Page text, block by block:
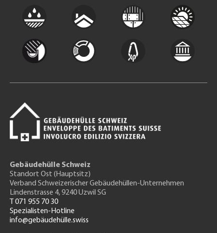
Gebäudehülle Schweiz
Standort Ost (Hauptsitz)
Verband Schweizerischer Gebäudehüllen-Unternehmen
Lindenstrasse 4, 9240 Uzwil SG
T 071 955 70 30
Spezialisten-Hotline
info@gebäudehülle.swiss